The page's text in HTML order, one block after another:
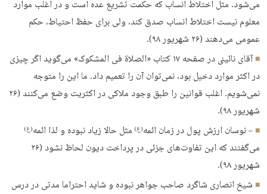
می‌شود. مثل اختلاط انساب که حکمت تشریع عده است و در اغلب موارد
معلوم نیست اختلاط انساب صدق کند، ولی برای حفظ احتیاط، حکم
عمومی می‌دهند (۲۶ شهریور ۹۸).
آقای نائینی در صفحه ۱۷ کتاب «الصلاة فی المشکوک» می‌گوید اگر چیزی
در اکثر موارد دخیل بود، نمی‌توان آن را تعمیم داد. ما این را متوجه
نمی‌شویم. اغلب قوانین را طبق وجود ملاکی در اکثریت وضع می‌کنند (۲۶
شهریور ۹۸).
– نوسان ارزش پول در زمان ائمه(ع) مثل حالا زیاد نبوده و لذا ائمه(ع)
می‌گفتند که این تفاوت‌های جزئی در پرداخت دیون لحاظ نشود (۲۶
شهریور ۹۸).
شیخ انصاری شاگرد صاحب جواهر نبوده و شاید احتراما مدتی در درس